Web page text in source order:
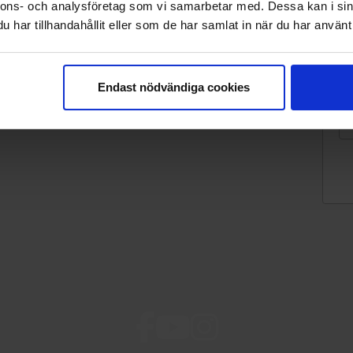
och analysföretag som vi samarbetar med. Dessa kan i
har tillhandahållit eller som de har samlat in när du har
Endast nödvändiga cookies
innehåller dusch, WC och egen
radio, tv, barnsäng, utemöbler, grill.